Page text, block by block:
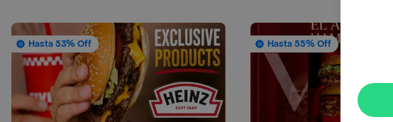
Hasta 53% Off Hasta 55% Off